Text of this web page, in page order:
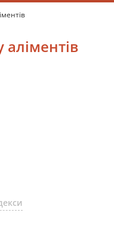
аліментів